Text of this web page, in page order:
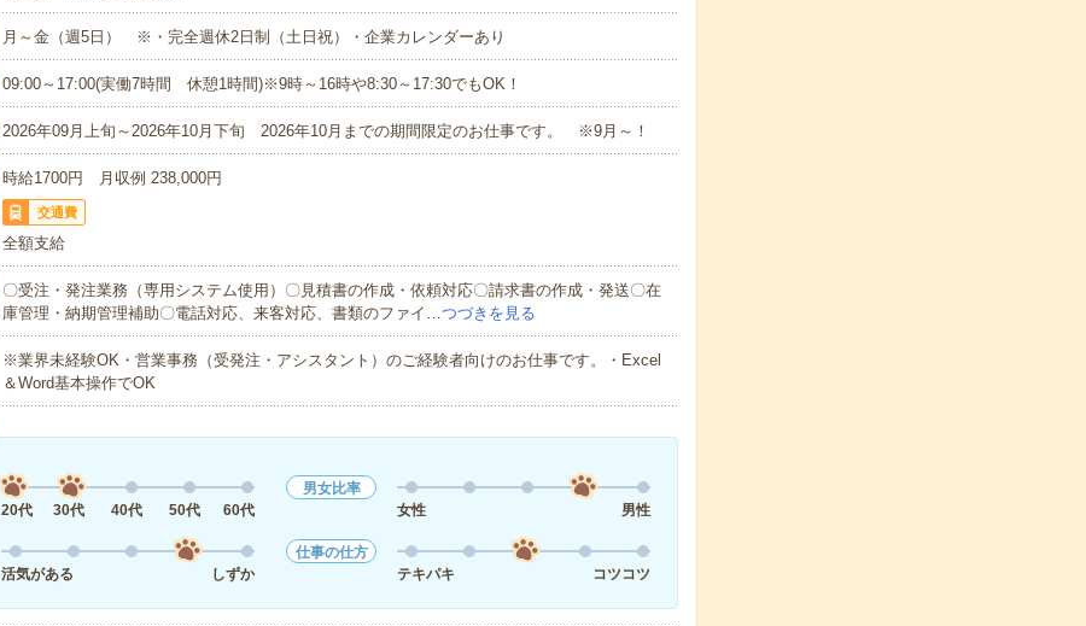
月～金（週5日） ※・完全週休2日制（土日祝）・企業カレンダーあり
09:00～17:00(実働7時間 休憩1時間)※9時～16時や8:30～17:30でもOK！
2026年09月上旬～2026年10月下旬 2026年10月までの期間限定のお仕事です。 ※9月～！
時給1700円 月収例 238,000円
交通費
全額支給
〇受注・発注業務（専用システム使用）〇見積書の作成・依頼対応〇請求書の作成・発送〇在
庫管理・納期管理補助〇電話対応、来客対応、書類のファイ…つづきを見る
※業界未経験OK・営業事務（受発注・アシスタント）のご経験者向けのお仕事です。・Excel
＆Word基本操作でOK
20代
30代 40代 50代 60代
男女比率
女性
男性
活気がある
しずか
仕事の仕方
テキパキ
コツコツ